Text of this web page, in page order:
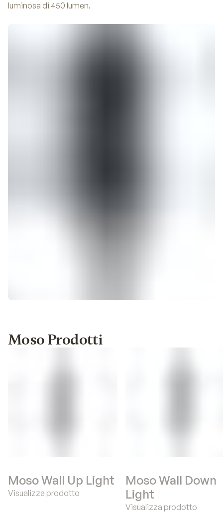
luminosa di 450 lumen.
Moso Prodotti
Moso Wall Up Light
Visualizza prodotto
Moso Wall Down
Light
Visualizza prodotto